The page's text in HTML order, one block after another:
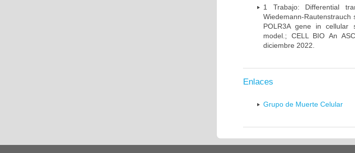
1 Trabajo: Differential
Wiedemann-Rautenstrauch
POLR3A gene in cellular
model.; CELL BIO An
diciembre 2022.
Enlaces
Grupo de Muerte Celular